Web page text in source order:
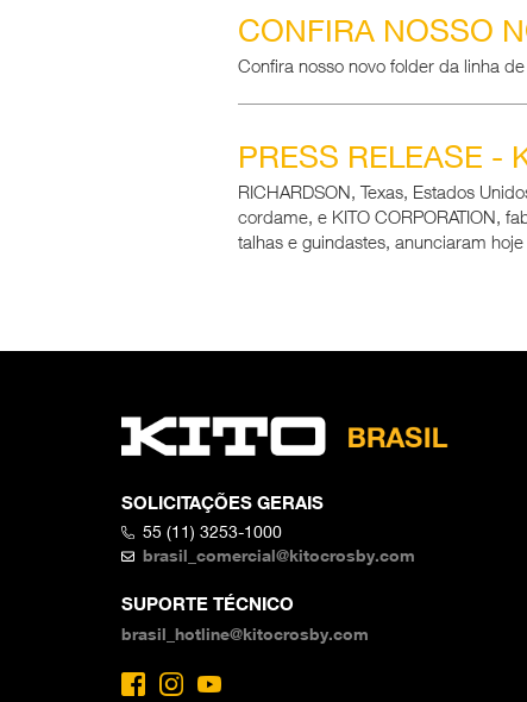
CONFIRA NOSSO
Confira nosso novo folder da linha
PRESS RELEASE -
RICHARDSON, Texas, Estados
cordame, e KITO CORPORATION,
talhas e guindastes, anunciaram
SOLICITAÇÕES GERAIS
55 (11) 3253-1000
brasil_comercial@kitocrosby.com
SUPORTE TÉCNICO
brasil_hotline@kitocrosby.com